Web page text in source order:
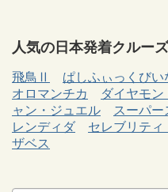
人気の日本発着クルー
飛鳥Ⅱ ぱしふぃっくびい
オロマンチカ
ダイヤモン
ャン・ジュエル
スーパ
レンディダ
セレブリティ
ザベス